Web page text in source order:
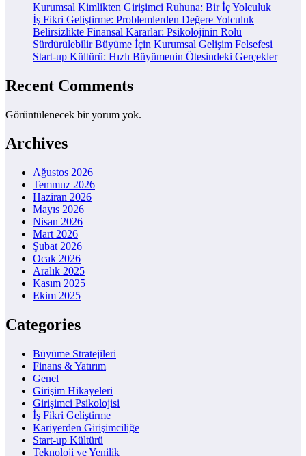
Kurumsal Kimlikten Girişimci Ruhuna: Bir İç Yolculuk
İş Fikri Geliştirme: Problemlerden Değere Yolculuk
Belirsizlikte Finansal Kararlar: Psikolojinin Rolü
Sürdürülebilir Büyüme İçin Kurumsal Gelişim Felsefesi
Start-up Kültürü: Hızlı Büyümenin Ötesindeki Gerçekler
Recent Comments
Görüntülenecek bir yorum yok.
Archives
Ağustos 2026
Temmuz 2026
Haziran 2026
Mayıs 2026
Nisan 2026
Mart 2026
Şubat 2026
Ocak 2026
Aralık 2025
Kasım 2025
Ekim 2025
Categories
Büyüme Stratejileri
Finans & Yatırım
Genel
Girişim Hikayeleri
Girişimci Psikolojisi
İş Fikri Geliştirme
Kariyerden Girişimciliğe
Start-up Kültürü
Teknoloji ve Yenilik